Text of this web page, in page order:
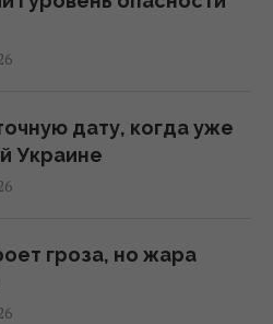
дату, когда уже
Украине
гроза, но жара